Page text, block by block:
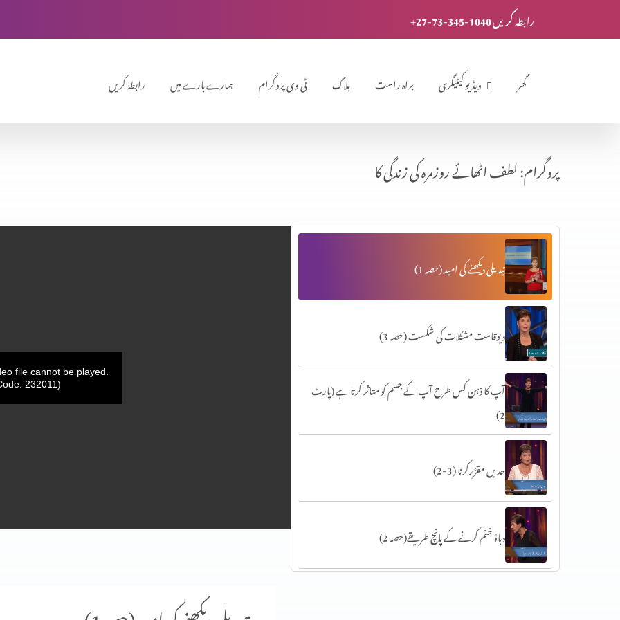
+27-73-345-1040 رابطہ کریں
رابطہ کریں ہمارے بارے میں ٹی وی پروگرام بلاگ براہ راست ویڈیو کیٹیگری گھر
پروگرام: لطف اٹھائے روزمرہ کی زندگی کا
file cannot be played.
232011)
تبدیلی دیکھنے کی امید (حصہ 1)
دیوقامت مشکلات کی شکست (حصہ 3)
آپ کا ذہن کس طرح آپ کے جسم کو متاثر کرتا ہے (پارٹ
2)
حدیں مقرَّرکرنا (3-2)
دباؤ ختم کرنے کے پانچ طریقے(حصہ 2)